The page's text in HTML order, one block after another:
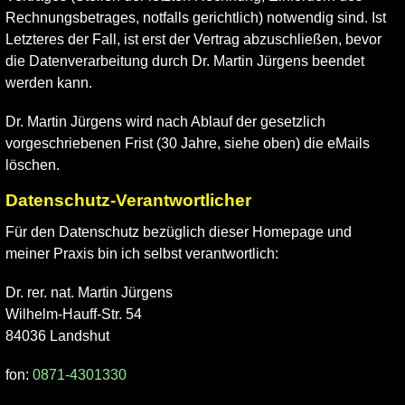
Rechnungsbetrages, notfalls gerichtlich) notwendig sind. Ist
Letzteres der Fall, ist erst der Vertrag abzuschließen, bevor
die Datenverarbeitung durch Dr. Martin Jürgens beendet
werden kann.
Dr. Martin Jürgens wird nach Ablauf der gesetzlich
vorgeschriebenen Frist (30 Jahre, siehe oben) die eMails
löschen.
Datenschutz-Verantwortlicher
Für den Datenschutz bezüglich dieser Homepage und
meiner Praxis bin ich selbst verantwortlich:
Dr. rer. nat. Martin Jürgens
Wilhelm-Hauff-Str. 54
84036 Landshut
fon:0871-4301330